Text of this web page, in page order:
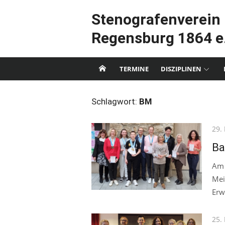
Stenografenverein
Regensburg 1864
TERMINE DISZIPLINEN
Schlagwort: BM
29.
25.